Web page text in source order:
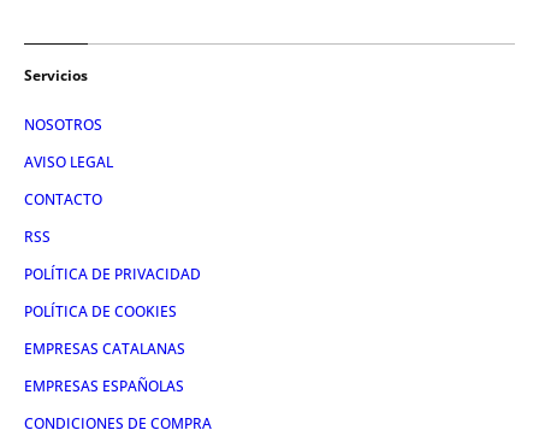
Servicios
NOSOTROS
AVISO LEGAL
CONTACTO
RSS
POLÍTICA DE PRIVACIDAD
POLÍTICA DE COOKIES
EMPRESAS CATALANAS
EMPRESAS ESPAÑOLAS
CONDICIONES DE COMPRA